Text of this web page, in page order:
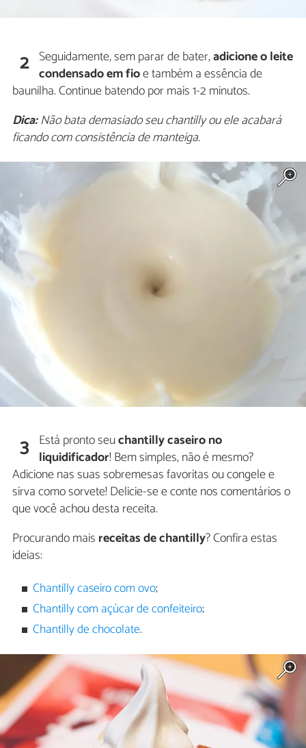
2 Seguidamente, sem parar de bater,adicione o leite
condensado em fioe também a essência de
baunilha. Continue batendo por mais 1-2 minutos.
Dica:Não bata demasiado seu chantilly ou ele acabará
ficando com consistência de manteiga.
3 Está pronto seuchantilly caseiro no
liquidificador! Bem simples, não é mesmo?
Adicione nas suas sobremesas favoritas ou congele e
sirva como sorvete! Delicie-se e conte nos comentários o
que você achou desta receita.
Procurando mais receitas de chantilly? Confira estas
ideias:
Chantilly caseiro com ovo;
Chantilly com açúcar de confeiteiro;
Chantilly de chocolate.